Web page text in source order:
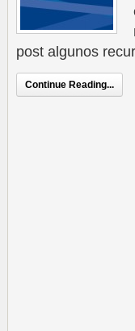
post algunos
Continue Reading...